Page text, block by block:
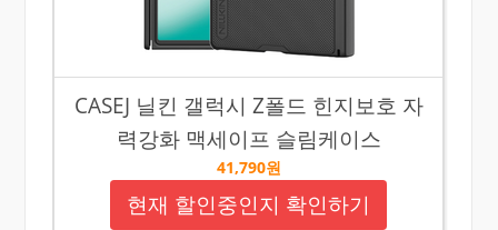
CASEJ 닐킨 갤럭시 Z폴드 힌지보호 자
력강화 맥세이프 슬림케이스
41,790원
현재 할인중인지 확인하기